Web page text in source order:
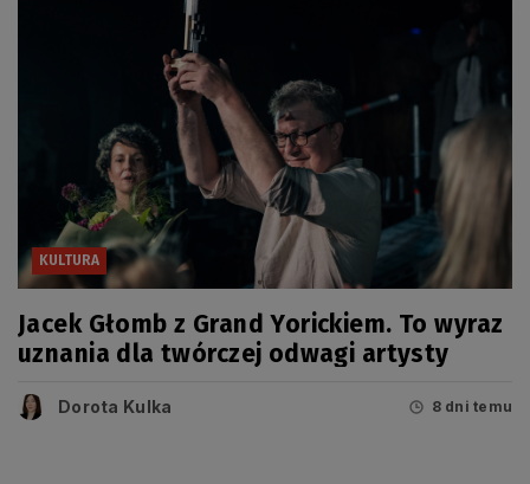
KULTURA
Jacek Głomb z Grand Yorickiem. To wyraz
uznania dla twórczej odwagi artysty
Dorota Kulka 8 dni temu